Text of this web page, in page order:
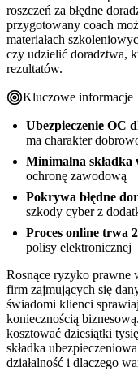
roszczeń za błędne
przygotowany coach
materiałach
czy udzielić doradztwa,
rezultatów.
Kluczowe informacje
Ubezpieczenie OC
ma charakter
Minimalna składka
ochronę zawodową
Pokrywa błędne
szkody cyber z
Proces online trwa
polisy elektronicznej
Rosnące ryzyko
firm zajmujących się
świadomi klienci
koniecznością
kosztować dziesiątki
składka
działalność i dlaczego